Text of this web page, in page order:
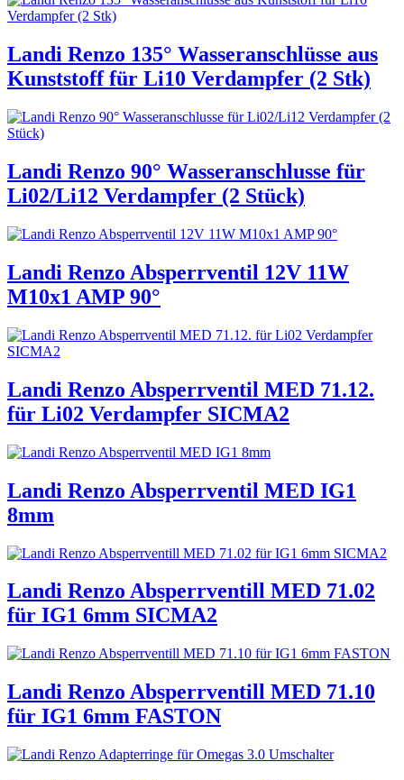
Landi Renzo 135° Wasseranschlüsse aus
Kunststoff für Li10 Verdampfer (2 Stk)
Landi Renzo 90° Wasseranschlusse für
Li02/Li12 Verdampfer (2 Stück)
Landi Renzo Absperrventil 12V 11W
M10x1 AMP 90°
Landi Renzo Absperrventil MED 71.12.
für Li02 Verdampfer SICMA2
Landi Renzo Absperrventil MED IG1
8mm
Landi Renzo Absperrventill MED 71.02
für IG1 6mm SICMA2
Landi Renzo Absperrventill MED 71.10
für IG1 6mm FASTON